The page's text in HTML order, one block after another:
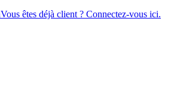
Vous êtes déjà client ? Connectez-vous ici.